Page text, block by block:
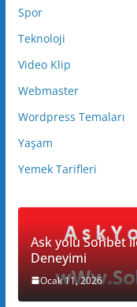
Spor
Teknoloji
Video Klip
Webmaster
Wordpress Temaları
Yaşam
Yemek Tarifleri
Ask yolu Sohbet
Deneyimi
Ocak 11, 2026